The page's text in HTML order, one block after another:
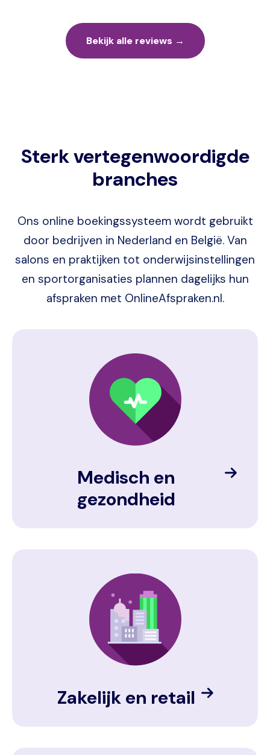
Bekijk alle reviews →
Sterk vertegenwoordigde
branches
Ons online boekingssysteem wordt gebruikt
door bedrijven in Nederland en België. Van
salons en praktijken tot onderwijsinstellingen
en sportorganisaties plannen dagelijks hun
afspraken met OnlineAfspraken.nl.
Image
Medisch en
gezondheid
Image
Zakelijk en retail